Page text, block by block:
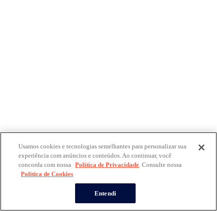
Usamos cookies e tecnologias semelhantes para personalizar sua
experiência com anúncios e conteúdos. Ao continuar, você
concorda com nossa Política de Privacidade. Consulte nossa
Política de Cookies
Entendi